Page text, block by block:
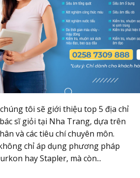
tôi sẽ giới thiệu top 5 địa chỉ
sĩ giỏi tại Nha Trang, dựa trên
và các tiêu chí chuyên môn.
chỉ áp dụng phương pháp
hay Stapler, mà còn...